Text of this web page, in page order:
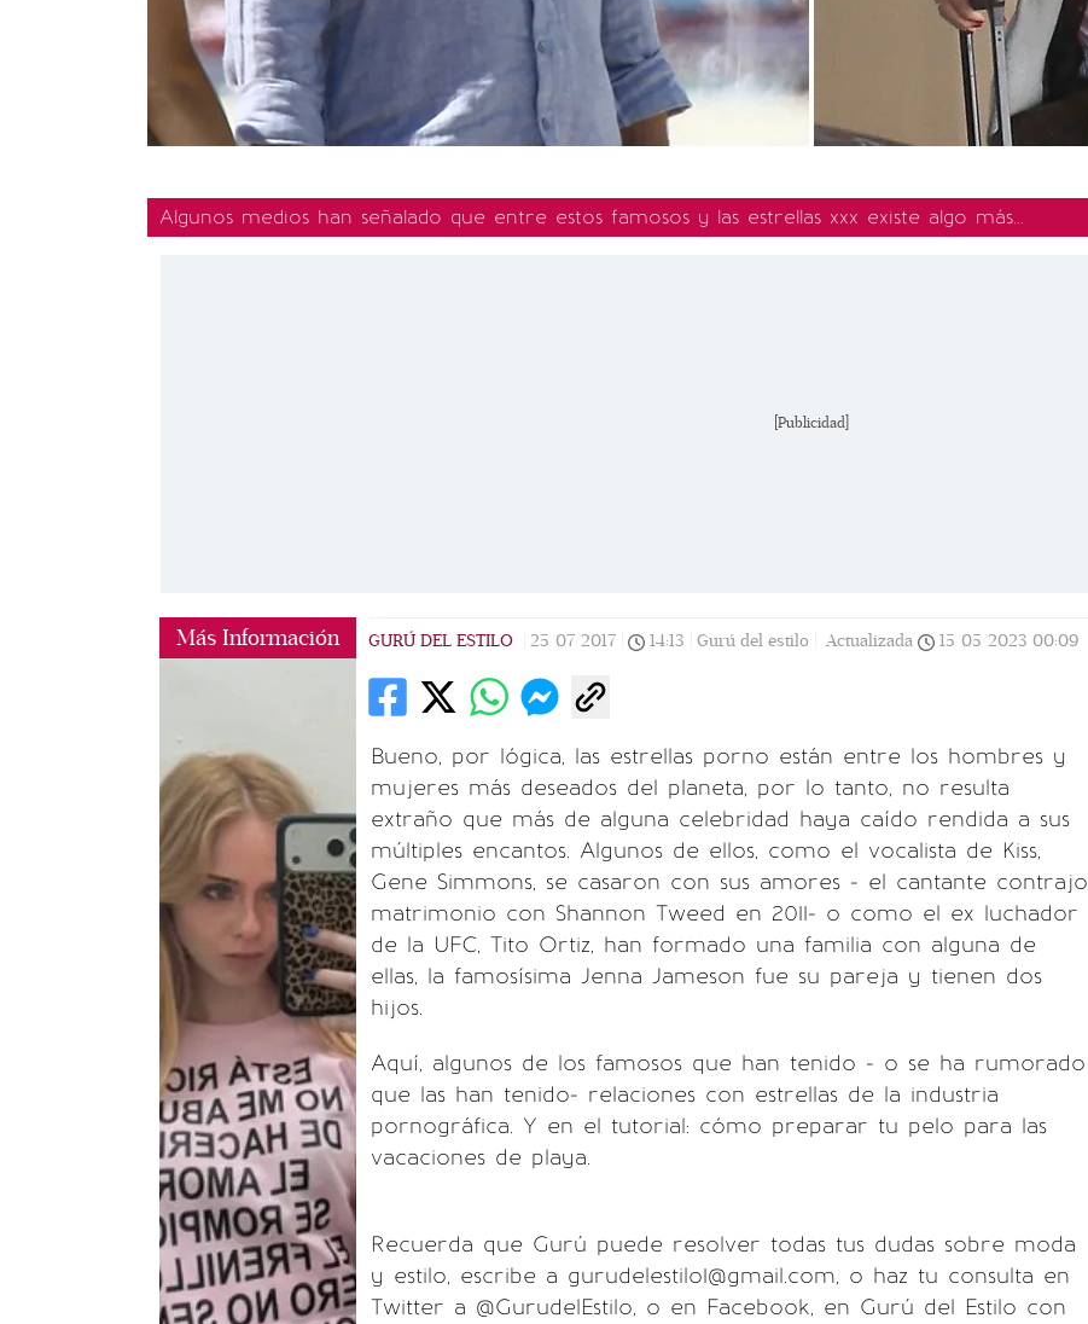
Algunos medios han señalado que entre estos famosos y las estrellas xxx existe algo más...
[Publicidad]
Más Información GURÚ DEL ESTILO 25/07/2017 14:13 Gurú del estilo | Actualizada 15/05/2023 00:09
Bueno, por lógica, las estrellas porno están entre los hombres y
mujeres más deseados del planeta, por lo tanto, no resulta
extraño que más de alguna celebridad haya caído rendida a sus
múltiples encantos. Algunos de ellos, como el vocalista de Kiss,
Gene Simmons, se casaron con sus amores - el cantante contrajo
matrimonio con Shannon Tweed en 2011- o como el ex luchador
de la UFC, Tito Ortiz, han formado una familia con alguna de
ellas, la famosísima Jenna Jameson fue su pareja y tienen dos
hijos.
Aquí, algunos de los famosos que han tenido - o se ha rumorado
que las han tenido- relaciones con estrellas de la industria
pornográfica. Y en el tutorial: cómo preparar tu pelo para las
vacaciones de playa.
Recuerda que Gurú puede resolver todas tus dudas sobre moda
y estilo, escribe a gurudelestilo1@gmail.com, o haz tu consulta en
Twitter a @GurudelEstilo, o en Facebook, en Gurú del Estilo con